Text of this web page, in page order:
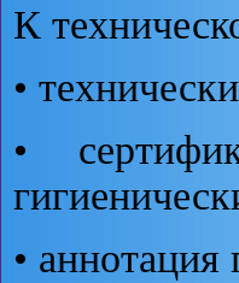
К
•
•
• аннотация